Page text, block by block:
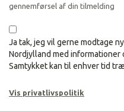
gennemførsel af din tilmelding
Ja tak, jeg vil gerne modtage
Nordjylland med informationer
Samtykket kan til enhver tid
Vis privatlivspolitik